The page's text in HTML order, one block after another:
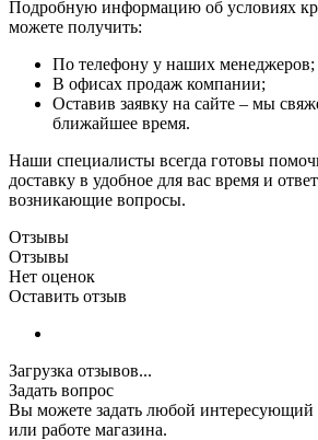
Подробную информацию об условиях
можете получить:
По телефону у наших менеджеров;
В офисах продаж компании;
Оставив заявку на сайте – мы
ближайшее время.
Наши специалисты всегда готовы
доставку в удобное для вас время и
возникающие вопросы.
Отзывы
Отзывы
Нет оценок
Оставить отзыв
Загрузка отзывов...
Задать вопрос
Вы можете задать любой интересующий
или работе магазина.